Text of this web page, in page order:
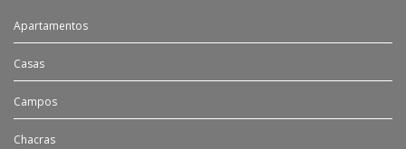
Apartamentos
Casas
Campos
Chacras